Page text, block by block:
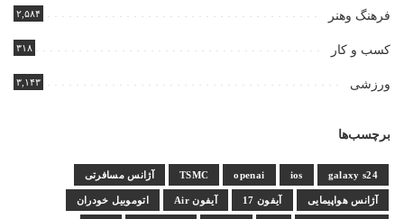
فرهنگ وهنر ۲,۵۸۴
کسب و کار ۳۱۸
ورزشی ۳,۱۴۳
برچسب‌ها
galaxy s24
ios
openai
TSMC آژانس مسافرتی
آژانس هواپیمایی آیفون 17 آیفون Air اتوموبیل خودران